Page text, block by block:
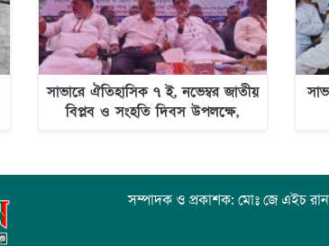
সাভারে ঐতিহাসিক ৭ ই, নভেম্বর জাতীয়
বিপ্লব ও সংহতি দিবস উপলক্ষে,
সম্পাদক ও প্রকাশক: মোঃ জে এইচ